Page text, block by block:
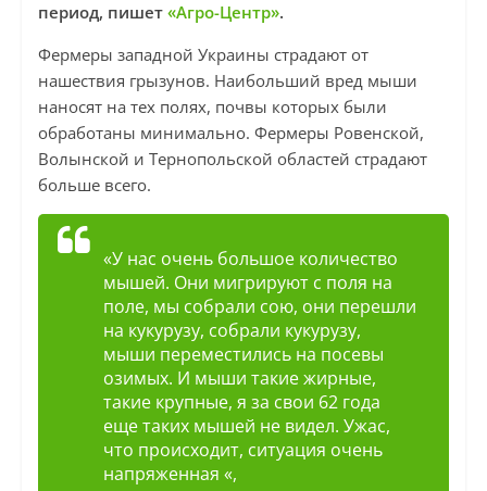
период, пишет «Агро-Центр».
Фермеры западной Украины страдают от
нашествия грызунов. Наибольший вред мыши
наносят на тех полях, почвы которых были
обработаны минимально. Фермеры Ровенской,
Волынской и Тернопольской областей страдают
больше всего.
«У нас очень большое количество
мышей. Они мигрируют с поля на
поле, мы собрали сою, они перешли
на кукурузу, собрали кукурузу,
мыши переместились на посевы
озимых. И мыши такие жирные,
такие крупные, я за свои 62 года
еще таких мышей не видел. Ужас,
что происходит, ситуация очень
напряженная «,